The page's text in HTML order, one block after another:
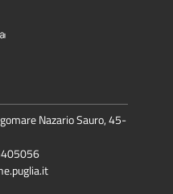
Nazario Sauro, 45-